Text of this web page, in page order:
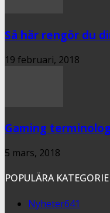
Så här rengör du
19 februari, 2018
Gaming
5 mars, 2018
POPULÄRA
Nyheter641